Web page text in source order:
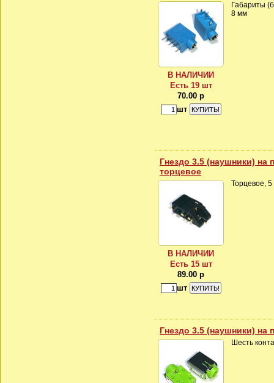
В НАЛИЧИИ
Есть 19 шт
70.00 р
шт
Габариты
8 мм
Гнездо 3.5 (наушники) на
торцевое
В НАЛИЧИИ
Есть 15 шт
89.00 р
шт
Торцевое, 5
Гнездо 3.5 (наушники) на
Шесть